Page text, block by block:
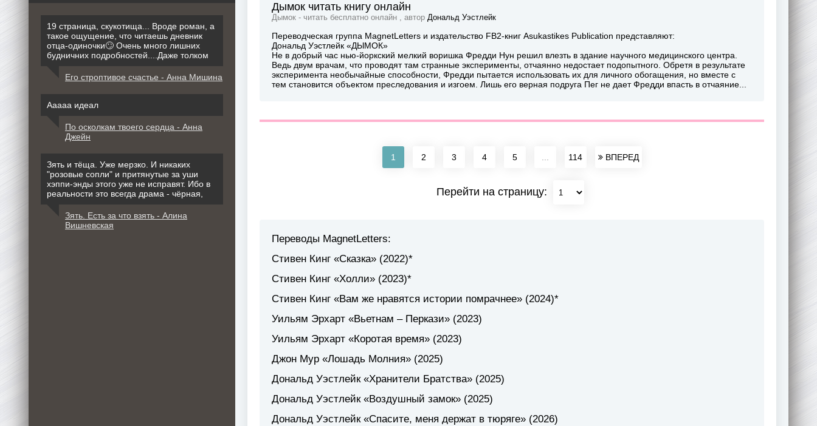
Дымок читать книгу онлайн
Дымок - читать бесплатно онлайн , автор Дональд Уэстлейк
Переводческая группа MagnetLetters и издательство FB2-книг Asukastikes Publication представляют:
Дональд Уэстлейк «ДЫМОК»
Не в добрый час нью-йоркский мелкий воришка Фредди Нун решил влезть в здание научного медицинского центра.
Ведь двум врачам, что проводят там странные эксперименты, отчаянно недостает подопытного. Обретя в результате
эксперимента необычайные способности, Фредди пытается использовать их для личного обогащения, но вместе с
тем становится объектом преследования и изгоем. Лишь его верная подруга Пег не дает Фредди впасть в отчаяние...
1 2 3 4 5 ... 114 ВПЕРЕД
Перейти на страницу:
Переводы MagnetLetters:
Стивен Кинг «Сказка» (2022)*
Стивен Кинг «Холли» (2023)*
Стивен Кинг «Вам же нравятся истории помрачнее» (2024)*
Уильям Эрхарт «Вьетнам – Перкази» (2023)
Уильям Эрхарт «Коротая время» (2023)
Джон Мур «Лошадь Молния» (2025)
Дональд Уэстлейк «Хранители Братства» (2025)
Дональд Уэстлейк «Воздушный замок» (2025)
Дональд Уэстлейк «Спасите, меня держат в тюряге» (2026)
19 страница, скукотища... Вроде роман, а
такое ощущение, что читаешь дневник
отца-одиночки🙄 Очень много лишних
будничних подробностей....Даже толком
Его строптивое счастье - Анна Мишина
Ааааа идеал
По осколкам твоего сердца - Анна
Джейн
Зять и тёща. Уже мерзко. И никаких
"розовые сопли" и притянутые за уши
хэппи-энды этого уже не исправят. Ибо в
реальности это всегда драма - чёрная,
Зять. Есть за что взять - Алина
Вишневская